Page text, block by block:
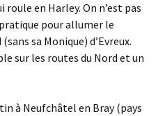
roule en Harley. On n’est pas
pour allumer le
sa Monique) d’Evreux.
sur les routes du Nord et un
à Neufchâtel en Bray (pays